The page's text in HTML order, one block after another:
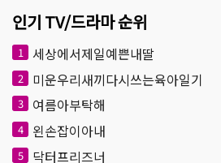
인기 TV/드라마 순위
1 세상에서제일예쁜내딸
2 미운우리새끼다시쓰는육아일기
3 여름아부탁해
4 왼손잡이아내
5 닥터프리즈너